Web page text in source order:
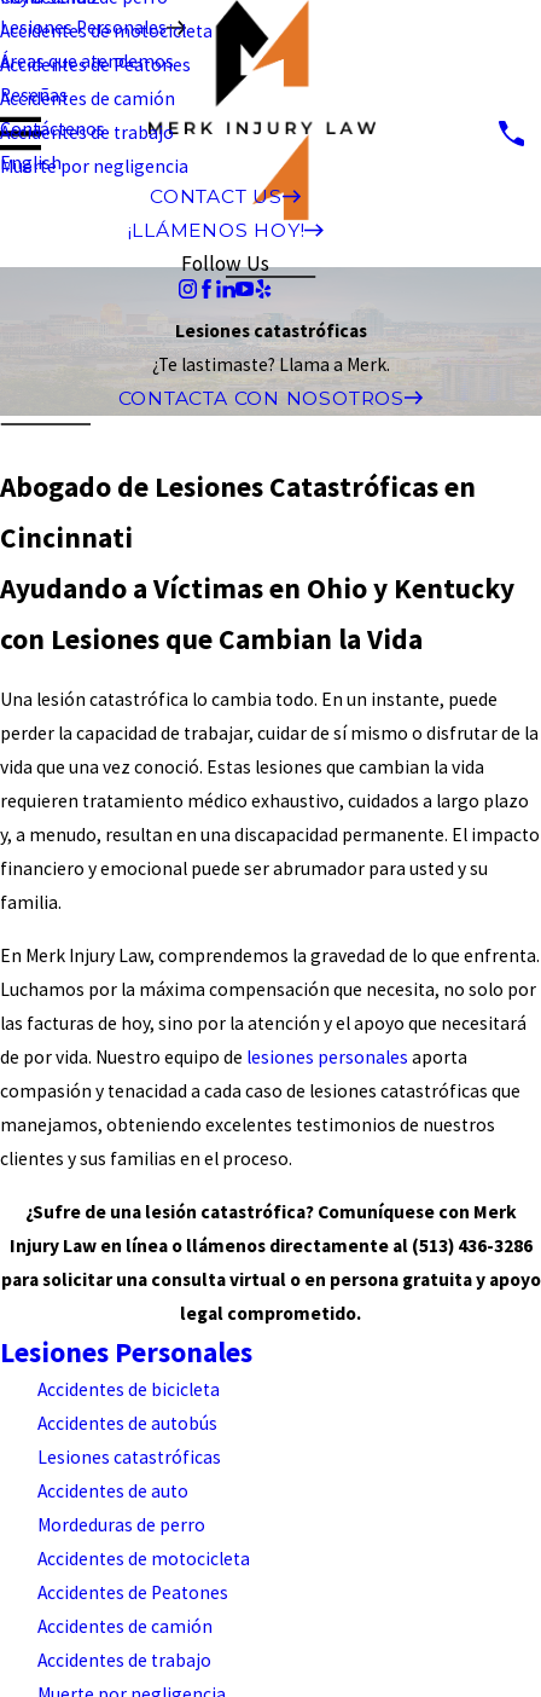
Lesiones Personales
Accidentes de motocicleta
Accidentes de Peatones
Accidentes de camión
Accidentes de trabajo
Muerte por negligencia
Áreas que atendemos
Reseñas
Contáctenos
English
CONTACT US
¡LLÁMENOS HOY!
Follow Us
Lesiones catastróficas
¿Te lastimaste? Llama a Merk.
CONTACTA CON NOSOTROS
Abogado de Lesiones Catastróficas en
Cincinnati
Ayudando a Víctimas en Ohio y Kentucky
con Lesiones que Cambian la Vida
Una lesión catastrófica lo cambia todo. En un instante, puede
perder la capacidad de trabajar, cuidar de sí mismo o disfrutar de la
vida que una vez conoció. Estas lesiones que cambian la vida
requieren tratamiento médico exhaustivo, cuidados a largo plazo
y, a menudo, resultan en una discapacidad permanente. El impacto
financiero y emocional puede ser abrumador para usted y su
familia.
En Merk Injury Law, comprendemos la gravedad de lo que enfrenta.
Luchamos por la máxima compensación que necesita, no solo por
las facturas de hoy, sino por la atención y el apoyo que necesitará
de por vida. Nuestro equipo de lesiones personales aporta
compasión y tenacidad a cada caso de lesiones catastróficas que
manejamos, obteniendo excelentes testimonios de nuestros
clientes y sus familias en el proceso.
¿Sufre de una lesión catastrófica? Comuníquese con Merk
Injury Law en línea o llámenos directamente al (513) 436-3286
para solicitar una consulta virtual o en persona gratuita y apoyo
legal comprometido.
Lesiones Personales
Accidentes de bicicleta
Accidentes de autobús
Lesiones catastróficas
Accidentes de auto
Mordeduras de perro
Accidentes de motocicleta
Accidentes de Peatones
Accidentes de camión
Accidentes de trabajo